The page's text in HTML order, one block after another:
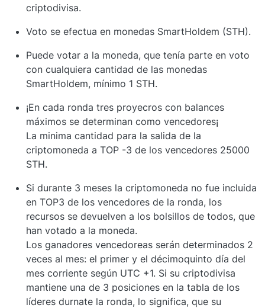
criptodivisa.
Voto se efectua en monedas SmartHoldem (STH).
Puede votar a la moneda, que tenía parte en voto
con cualquiera cantidad de las monedas
SmartHoldem, mínimo 1 STH.
¡En cada ronda tres proyecros con balances
máximos se determinan como vencedores¡
La minima cantidad para la salida de la
criptomoneda a TOP -3 de los vencedores 25000
STH.
Si durante 3 meses la criptomoneda no fue incluida
en TOP3 de los vencedores de la ronda, los
recursos se devuelven a los bolsillos de todos, que
han votado a la moneda.
Los ganadores vencedoreas serán determinados 2
veces al mes: el primer y el décimoquinto día del
mes corriente según UTC +1. Si su criptodivisa
mantiene una de 3 posiciones en la tabla de los
líderes durnate la ronda, lo significa, que su